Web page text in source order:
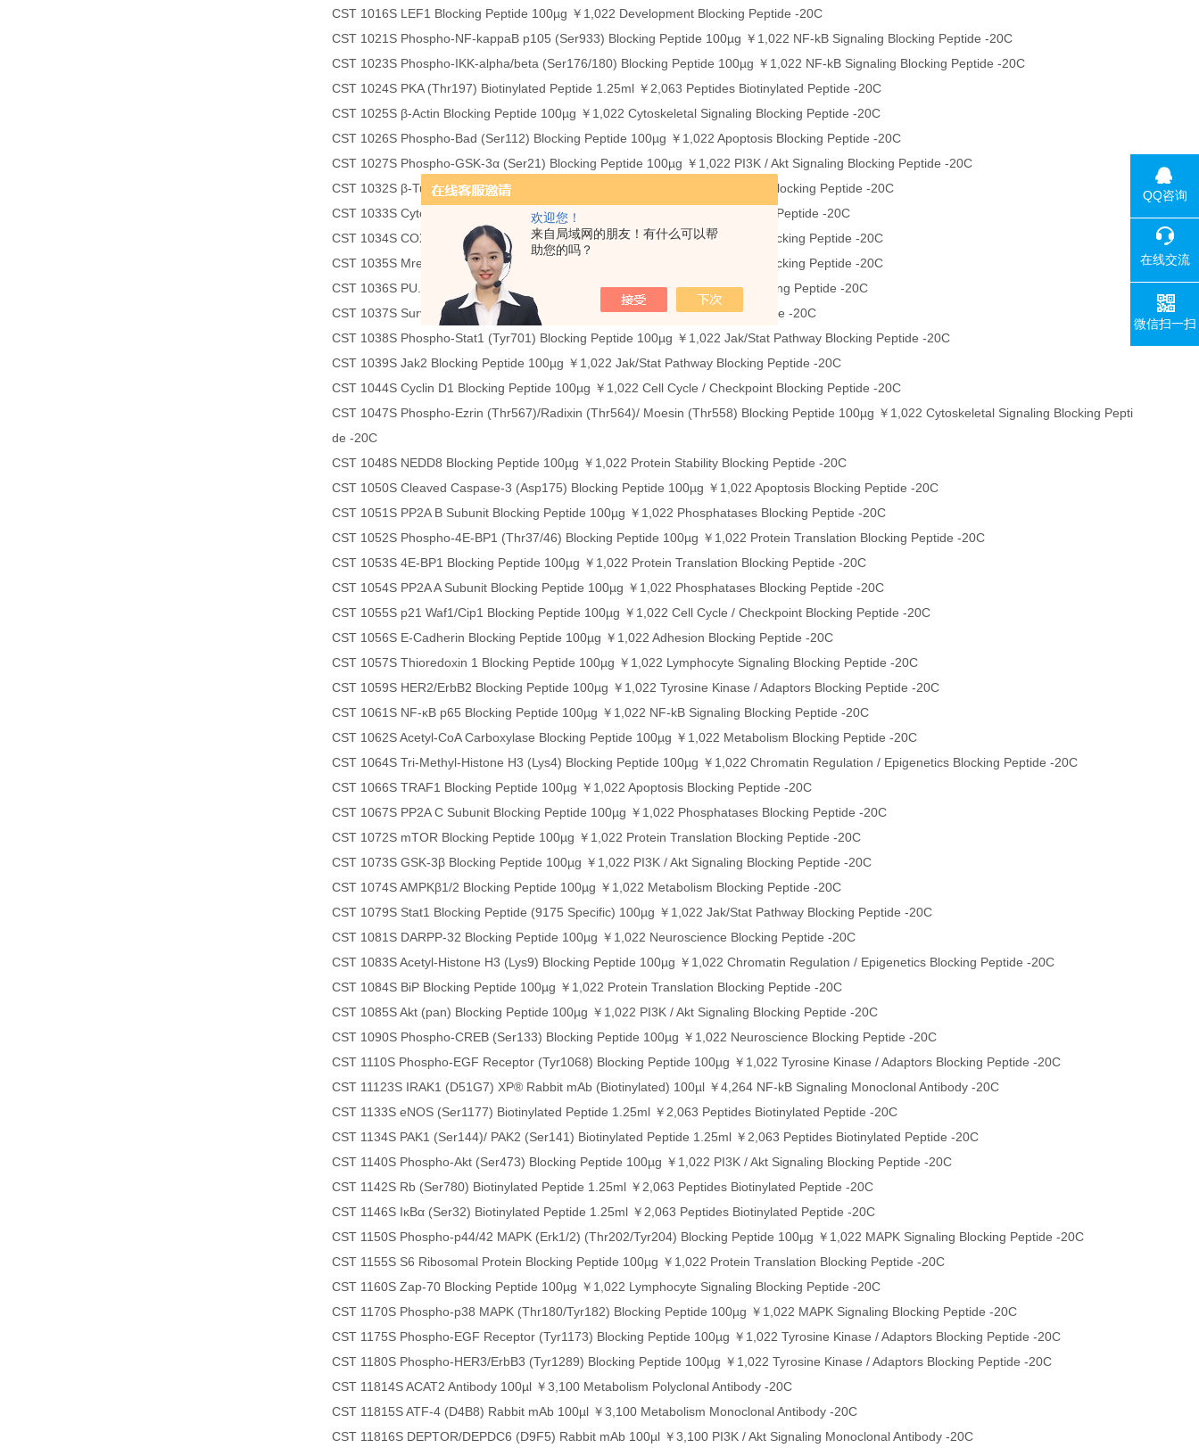
欢迎您！
来自局域网的朋友！有什么可以帮
助您的吗？
CST 1016S LEF1 Blocking Peptide 100µg ￥1,022 Development Blocking Peptide -20C
CST 1021S Phospho-NF-kappaB p105 (Ser933) Blocking Peptide 100µg ￥1,022 NF-kB Signaling Blocking Peptide -20C
CST 1023S Phospho-IKK-alpha/beta (Ser176/180) Blocking Peptide 100µg ￥1,022 NF-kB Signaling Blocking Peptide -20C
CST 1024S PKA (Thr197) Biotinylated Peptide 1.25ml ￥2,063 Peptides Biotinylated Peptide -20C
CST 1025S β-Actin Blocking Peptide 100µg ￥1,022 Cytoskeletal Signaling Blocking Peptide -20C
CST 1026S Phospho-Bad (Ser112) Blocking Peptide 100µg ￥1,022 Apoptosis Blocking Peptide -20C
CST 1027S Phospho-GSK-3α (Ser21) Blocking Peptide 100µg ￥1,022 PI3K / Akt Signaling Blocking Peptide -20C
CST 1032S β-Tubulin Blocking Peptide 100µg ￥1,022 Cytoskeletal Signaling Blocking Peptide -20C
CST 1033S Cytochrome c Blocking Peptide 100µg ￥1,022 Apoptosis Blocking Peptide -20C
CST 1034S COX IV Blocking Peptide 100µg ￥1,022 Cytoskeletal Signaling Blocking Peptide -20C
CST 1035S Mre11 Blocking Peptide 100µg ￥1,022 Cell Cycle / Checkpoint Blocking Peptide -20C
CST 1036S PU.1 Blocking Peptide 100µg ￥1,022 Lymphocyte Signaling Blocking Peptide -20C
CST 1037S Survivin Blocking Peptide 100µg ￥1,022 Apoptosis Blocking Peptide -20C
CST 1038S Phospho-Stat1 (Tyr701) Blocking Peptide 100µg ￥1,022 Jak/Stat Pathway Blocking Peptide -20C
CST 1039S Jak2 Blocking Peptide 100µg ￥1,022 Jak/Stat Pathway Blocking Peptide -20C
CST 1044S Cyclin D1 Blocking Peptide 100µg ￥1,022 Cell Cycle / Checkpoint Blocking Peptide -20C
CST 1047S Phospho-Ezrin (Thr567)/Radixin (Thr564)/ Moesin (Thr558) Blocking Peptide 100µg ￥1,022 Cytoskeletal Signaling Blocking Pepti
de -20C
CST 1048S NEDD8 Blocking Peptide 100µg ￥1,022 Protein Stability Blocking Peptide -20C
CST 1050S Cleaved Caspase-3 (Asp175) Blocking Peptide 100µg ￥1,022 Apoptosis Blocking Peptide -20C
CST 1051S PP2A B Subunit Blocking Peptide 100µg ￥1,022 Phosphatases Blocking Peptide -20C
CST 1052S Phospho-4E-BP1 (Thr37/46) Blocking Peptide 100µg ￥1,022 Protein Translation Blocking Peptide -20C
CST 1053S 4E-BP1 Blocking Peptide 100µg ￥1,022 Protein Translation Blocking Peptide -20C
CST 1054S PP2A A Subunit Blocking Peptide 100µg ￥1,022 Phosphatases Blocking Peptide -20C
CST 1055S p21 Waf1/Cip1 Blocking Peptide 100µg ￥1,022 Cell Cycle / Checkpoint Blocking Peptide -20C
CST 1056S E-Cadherin Blocking Peptide 100µg ￥1,022 Adhesion Blocking Peptide -20C
CST 1057S Thioredoxin 1 Blocking Peptide 100µg ￥1,022 Lymphocyte Signaling Blocking Peptide -20C
CST 1059S HER2/ErbB2 Blocking Peptide 100µg ￥1,022 Tyrosine Kinase / Adaptors Blocking Peptide -20C
CST 1061S NF-κB p65 Blocking Peptide 100µg ￥1,022 NF-kB Signaling Blocking Peptide -20C
CST 1062S Acetyl-CoA Carboxylase Blocking Peptide 100µg ￥1,022 Metabolism Blocking Peptide -20C
CST 1064S Tri-Methyl-Histone H3 (Lys4) Blocking Peptide 100µg ￥1,022 Chromatin Regulation / Epigenetics Blocking Peptide -20C
CST 1066S TRAF1 Blocking Peptide 100µg ￥1,022 Apoptosis Blocking Peptide -20C
CST 1067S PP2A C Subunit Blocking Peptide 100µg ￥1,022 Phosphatases Blocking Peptide -20C
CST 1072S mTOR Blocking Peptide 100µg ￥1,022 Protein Translation Blocking Peptide -20C
CST 1073S GSK-3β Blocking Peptide 100µg ￥1,022 PI3K / Akt Signaling Blocking Peptide -20C
CST 1074S AMPKβ1/2 Blocking Peptide 100µg ￥1,022 Metabolism Blocking Peptide -20C
CST 1079S Stat1 Blocking Peptide (9175 Specific) 100µg ￥1,022 Jak/Stat Pathway Blocking Peptide -20C
CST 1081S DARPP-32 Blocking Peptide 100µg ￥1,022 Neuroscience Blocking Peptide -20C
CST 1083S Acetyl-Histone H3 (Lys9) Blocking Peptide 100µg ￥1,022 Chromatin Regulation / Epigenetics Blocking Peptide -20C
CST 1084S BiP Blocking Peptide 100µg ￥1,022 Protein Translation Blocking Peptide -20C
CST 1085S Akt (pan) Blocking Peptide 100µg ￥1,022 PI3K / Akt Signaling Blocking Peptide -20C
CST 1090S Phospho-CREB (Ser133) Blocking Peptide 100µg ￥1,022 Neuroscience Blocking Peptide -20C
CST 1110S Phospho-EGF Receptor (Tyr1068) Blocking Peptide 100µg ￥1,022 Tyrosine Kinase / Adaptors Blocking Peptide -20C
CST 11123S IRAK1 (D51G7) XP® Rabbit mAb (Biotinylated) 100µl ￥4,264 NF-kB Signaling Monoclonal Antibody -20C
CST 1133S eNOS (Ser1177) Biotinylated Peptide 1.25ml ￥2,063 Peptides Biotinylated Peptide -20C
CST 1134S PAK1 (Ser144)/ PAK2 (Ser141) Biotinylated Peptide 1.25ml ￥2,063 Peptides Biotinylated Peptide -20C
CST 1140S Phospho-Akt (Ser473) Blocking Peptide 100µg ￥1,022 PI3K / Akt Signaling Blocking Peptide -20C
CST 1142S Rb (Ser780) Biotinylated Peptide 1.25ml ￥2,063 Peptides Biotinylated Peptide -20C
CST 1146S IκBα (Ser32) Biotinylated Peptide 1.25ml ￥2,063 Peptides Biotinylated Peptide -20C
CST 1150S Phospho-p44/42 MAPK (Erk1/2) (Thr202/Tyr204) Blocking Peptide 100µg ￥1,022 MAPK Signaling Blocking Peptide -20C
CST 1155S S6 Ribosomal Protein Blocking Peptide 100µg ￥1,022 Protein Translation Blocking Peptide -20C
CST 1160S Zap-70 Blocking Peptide 100µg ￥1,022 Lymphocyte Signaling Blocking Peptide -20C
CST 1170S Phospho-p38 MAPK (Thr180/Tyr182) Blocking Peptide 100µg ￥1,022 MAPK Signaling Blocking Peptide -20C
CST 1175S Phospho-EGF Receptor (Tyr1173) Blocking Peptide 100µg ￥1,022 Tyrosine Kinase / Adaptors Blocking Peptide -20C
CST 1180S Phospho-HER3/ErbB3 (Tyr1289) Blocking Peptide 100µg ￥1,022 Tyrosine Kinase / Adaptors Blocking Peptide -20C
CST 11814S ACAT2 Antibody 100µl ￥3,100 Metabolism Polyclonal Antibody -20C
CST 11815S ATF-4 (D4B8) Rabbit mAb 100µl ￥3,100 Metabolism Monoclonal Antibody -20C
CST 11816S DEPTOR/DEPDC6 (D9F5) Rabbit mAb 100µl ￥3,100 PI3K / Akt Signaling Monoclonal Antibody -20C
QQ咨询
在线交流
微信扫一扫